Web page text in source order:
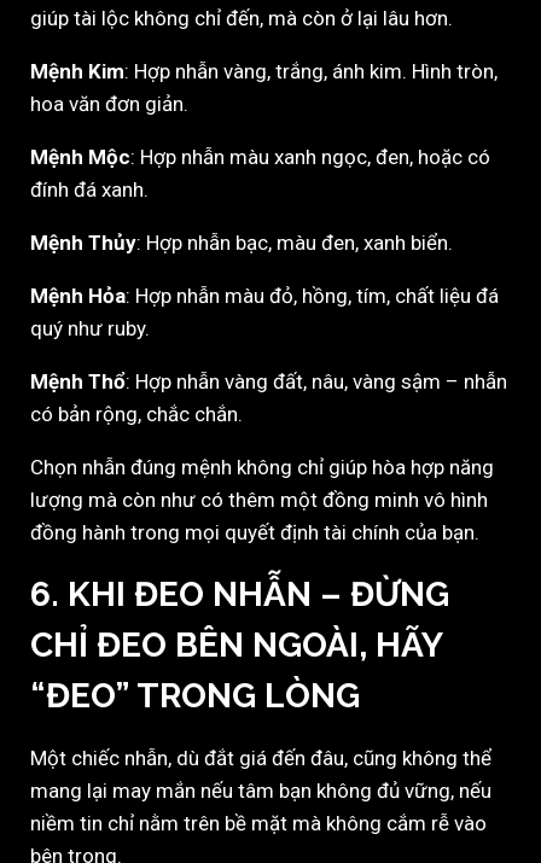
giúp tài lộc không chỉ đến, mà còn ở lại lâu hơn.
Mệnh Kim: Hợp nhẫn vàng, trắng, ánh kim. Hình tròn,
hoa văn đơn giản.
Mệnh Mộc: Hợp nhẫn màu xanh ngọc, đen, hoặc có
đính đá xanh.
Mệnh Thủy: Hợp nhẫn bạc, màu đen, xanh biển.
Mệnh Hỏa: Hợp nhẫn màu đỏ, hồng, tím, chất liệu đá
quý như ruby.
Mệnh Thổ: Hợp nhẫn vàng đất, nâu, vàng sậm – nhẫn
có bản rộng, chắc chắn.
Chọn nhẫn đúng mệnh không chỉ giúp hòa hợp năng
lượng mà còn như có thêm một đồng minh vô hình
đồng hành trong mọi quyết định tài chính của bạn.
6. KHI ĐEO NHẪN – ĐỪNG
CHỈ ĐEO BÊN NGOÀI, HÃY
“ĐEO” TRONG LÒNG
Một chiếc nhẫn, dù đắt giá đến đâu, cũng không thể
mang lại may mắn nếu tâm bạn không đủ vững, nếu
niềm tin chỉ nằm trên bề mặt mà không cắm rễ vào
bên trong.